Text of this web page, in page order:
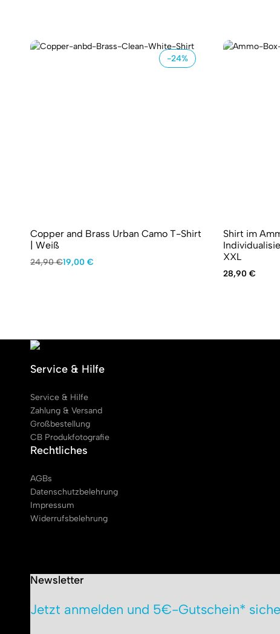
-24%
Copper and Brass Urban Camo T-Shirt
| Weiß
24,90€
Ursprünglicher
19,00 €
Aktueller
Shirt im
XXL
28,90 €
Service & Hilfe
Service & Hilfe
Zahlung & Versand
Großbestellung
CB Produkfotografie
Rechtliches
AGBs
Datenschutzbelehrung
Impressum
Widerrufsbelehrung
Newsletter
Jetzt anmelden und 5€-Gutschein*